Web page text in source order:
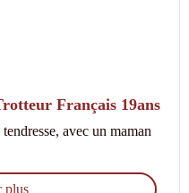
Français 19ans
avec un maman
plus